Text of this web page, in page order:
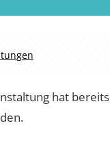
hat bereits